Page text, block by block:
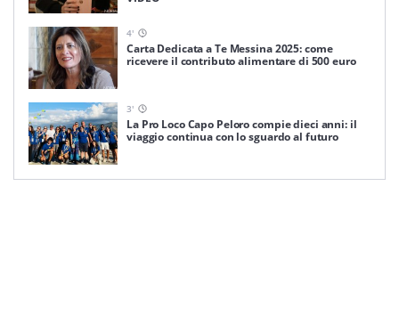
4'
Carta Dedicata a Te Messina 2025: come
ricevere il contributo alimentare di 500 euro
3'
La Pro Loco Capo Peloro compie dieci anni: il
viaggio continua con lo sguardo al futuro